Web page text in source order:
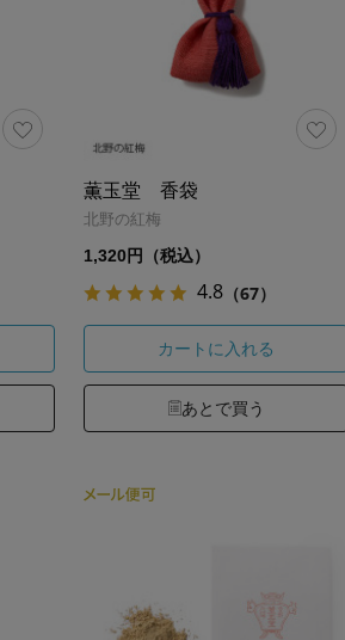
薫玉堂 香袋
北野の紅梅
1,320円（税込）
4.8 （67）
カートに入れる
あとで買う